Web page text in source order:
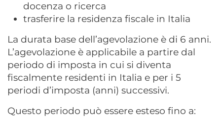
docenza o ricerca
trasferire la residenza fiscale in Italia
La durata base dell’agevolazione è di 6 anni.
L’agevolazione è applicabile a partire dal
periodo di imposta in cui si diventa
fiscalmente residenti in Italia e per i 5
periodi d’imposta (anni) successivi.
Questo periodo può essere esteso fino a: